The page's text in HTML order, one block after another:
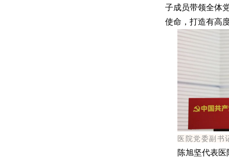
子成员带领全体
使命，打造有高
医院党委副书
陈旭坚代表